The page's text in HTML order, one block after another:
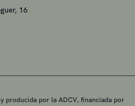
16
producida por la ADCV, financiada por